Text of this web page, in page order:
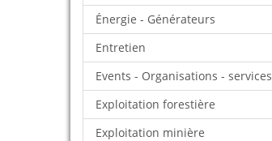
Énergie - Générateurs
Entretien
Events - Organisations - services
Exploitation forestière
Exploitation minière